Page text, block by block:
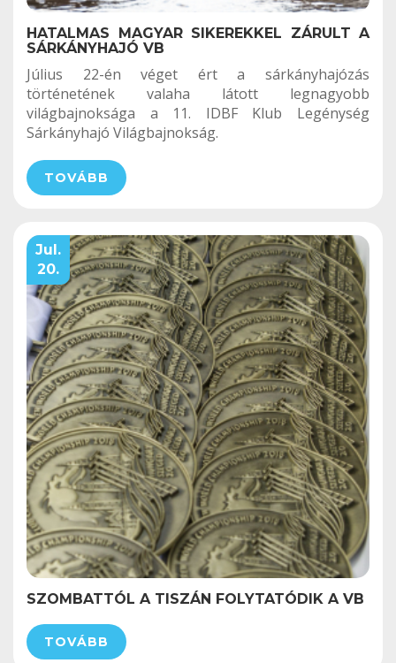
HATALMAS MAGYAR SIKEREKKEL ZÁRULT A
SÁRKÁNYHAJÓ VB
Július 22-én véget ért a sárkányhajózás
történetének valaha látott legnagyobb
világbajnoksága a 11. IDBF Klub Legénység
Sárkányhajó Világbajnokság.
TOVÁBB
Jul.
20.
SZOMBATTÓL A TISZÁN FOLYTATÓDIK A VB
TOVÁBB